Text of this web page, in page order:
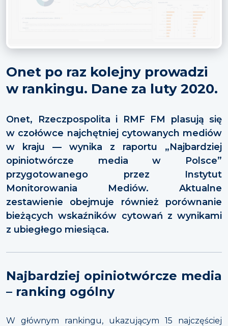
Onet po raz kolejny prowadzi
w rankingu. Dane za luty 2020.
Onet, Rzeczpospolita i RMF FM plasują się
w czołówce najchętniej cytowanych mediów
w kraju — wynika z raportu „Najbardziej
opiniotwórcze media w Polsce”
przygotowanego przez Instytut
Monitorowania Mediów. Aktualne
zestawienie obejmuje również porównanie
bieżących wskaźników cytowań z wynikami
z ubiegłego miesiąca.
Najbardziej opiniotwórcze media
– ranking ogólny
W głównym rankingu, ukazującym 15 najczęściej